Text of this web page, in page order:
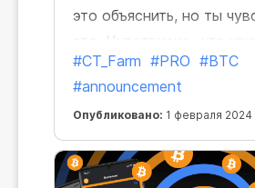
это объяснить, но ты
это. Чувствуешь, что
индустрия может дать
больше, сделать твой
мощнее. Это чувство и
тебя ко мне.
#CT_Farm #PRO #BTC
#announcement
Опубликовано: 1 февраля 2024